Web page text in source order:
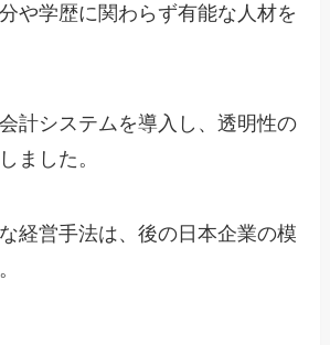
や学歴に関わらず有能な人材を
計システムを導入し、透明性の
ました。
経営手法は、後の日本企業の模